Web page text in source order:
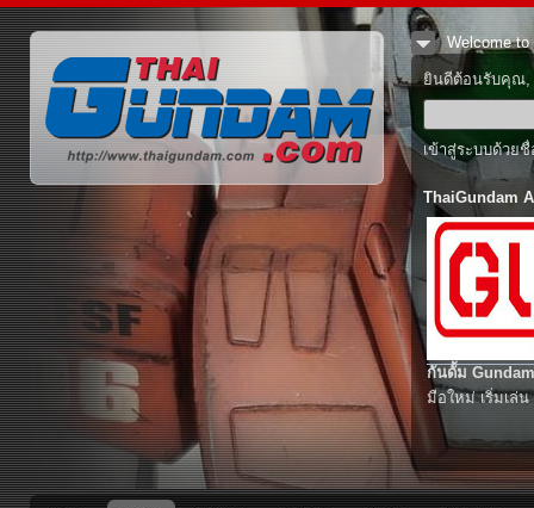
Welcome to
ยินดีต้อนรับคุณ,
เข้าสู่ระบบด้วย
ThaiGundam
กันดั้ม
มือใหม่ เริ่มเล่น